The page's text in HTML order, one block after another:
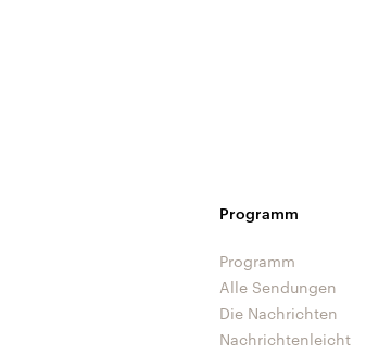
Programm
Programm
Alle Sendungen
Die Nachrichten
Nachrichtenleicht